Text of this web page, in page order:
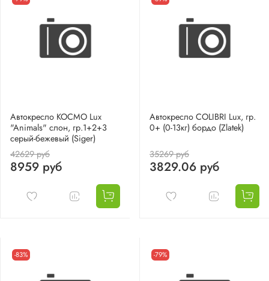
Автокресло КОСМО Lux
"Animals" слон, гр.1+2+3
серый-бежевый (Siger)
42629 руб
8959 руб
Автокресло COLIBRI Lux, гр.
0+ (0-13кг) бордо (Zlatek)
35269 руб
3829.06 руб
-83% -79%